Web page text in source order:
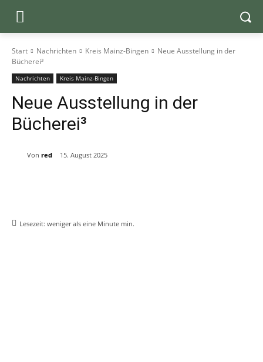
Start Nachrichten Kreis Mainz-Bingen
Neue Ausstellung in der
Bücherei³
Nachrichten Kreis Mainz-Bingen
Neue Ausstellung in der
Bücherei³
Von red 15. August 2025
Lesezeit: weniger als eine Minute min.